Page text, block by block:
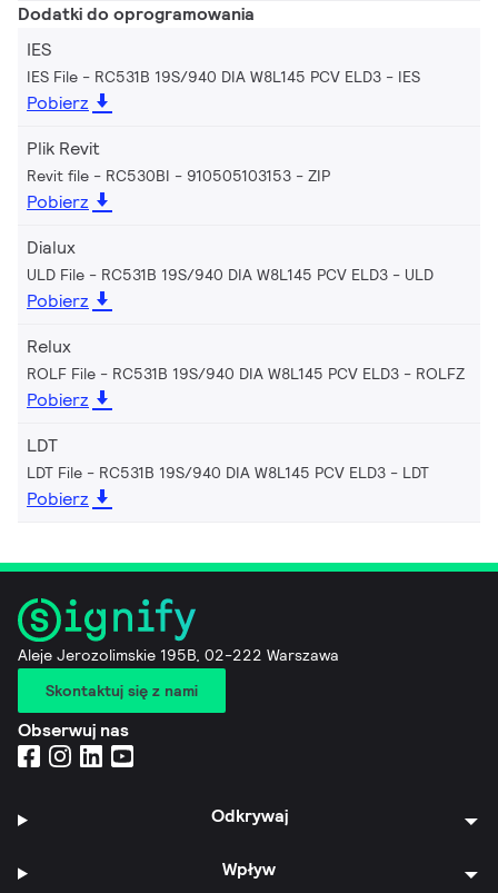
Dodatki do oprogramowania
IES
IES File - RC531B 19S/940 DIA W8L145 PCV ELD3 IES
Pobierz
Plik Revit
Revit file - RC530BI - 910505103153 ZIP
Pobierz
Dialux
ULD File - RC531B 19S/940 DIA W8L145 PCV ELD3 ULD
Pobierz
Relux
ROLF File - RC531B 19S/940 DIA W8L145 PCV ELD3 ROLFZ
Pobierz
LDT
LDT File - RC531B 19S/940 DIA W8L145 PCV ELD3 LDT
Pobierz
Aleje Jerozolimskie 195B, 02-222 Warszawa
Skontaktuj się z nami
Obserwuj nas
Odkrywaj
Wpływ